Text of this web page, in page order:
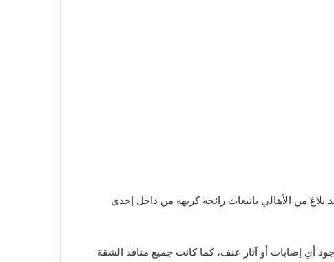
من الأهالي بانبعاث رائحة كريهة من داخل إحدى
تعفن، دون وجود أي إصابات أو آثار عنف، كما كانت جميع منافذ الشقة